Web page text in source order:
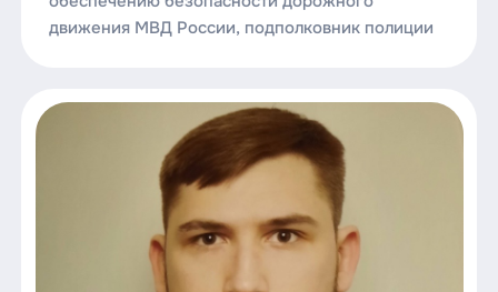
движения МВД России, подполковник полиции